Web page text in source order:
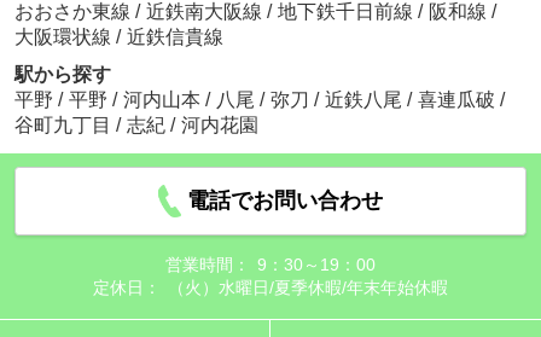
おおさか東線 / 近鉄南大阪線 / 地下鉄千日前線 / 阪和線 /
大阪環状線 / 近鉄信貴線
駅から探す
平野 / 平野 / 河内山本 / 八尾 / 弥刀 / 近鉄八尾 / 喜連瓜破 /
谷町九丁目 / 志紀 / 河内花園
電話でお問い合わせ
営業時間：
9：30～19：00
定休日：
（火）水曜日/夏季休暇/年末年始休暇